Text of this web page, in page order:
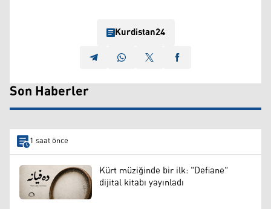
Kurdistan24
Son Haberler
1 saat önce
Kürt müziğinde bir ilk: "Defiane"
dijital kitabı yayınladı